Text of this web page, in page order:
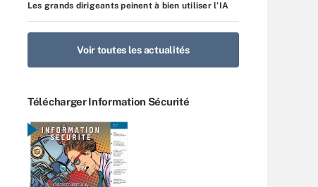
Les grands dirigeants peinent à bien utiliser l’IA
Voir toutes les actualités
Télécharger Information Sécurité